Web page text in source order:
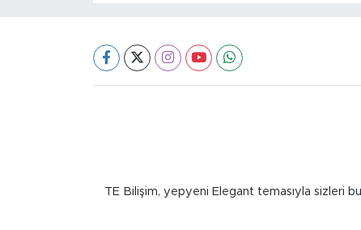
TE Bilişim, yepyeni Elegant temasıyla sizleri